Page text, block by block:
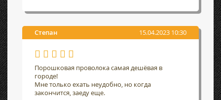
Степан 15.04.2023 10:30
Порошковая проволока самая дешёвая в
городе!
Мне только ехать неудобно, но когда
закончится, заеду еще.